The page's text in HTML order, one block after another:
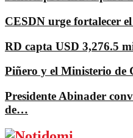
CESDN urge fortalecer
RD capta USD 3,276.5
Piñero y el Ministerio
Presidente Abinader
de…
Facebook
Twitter
Instagram
Pinterest
Youtube